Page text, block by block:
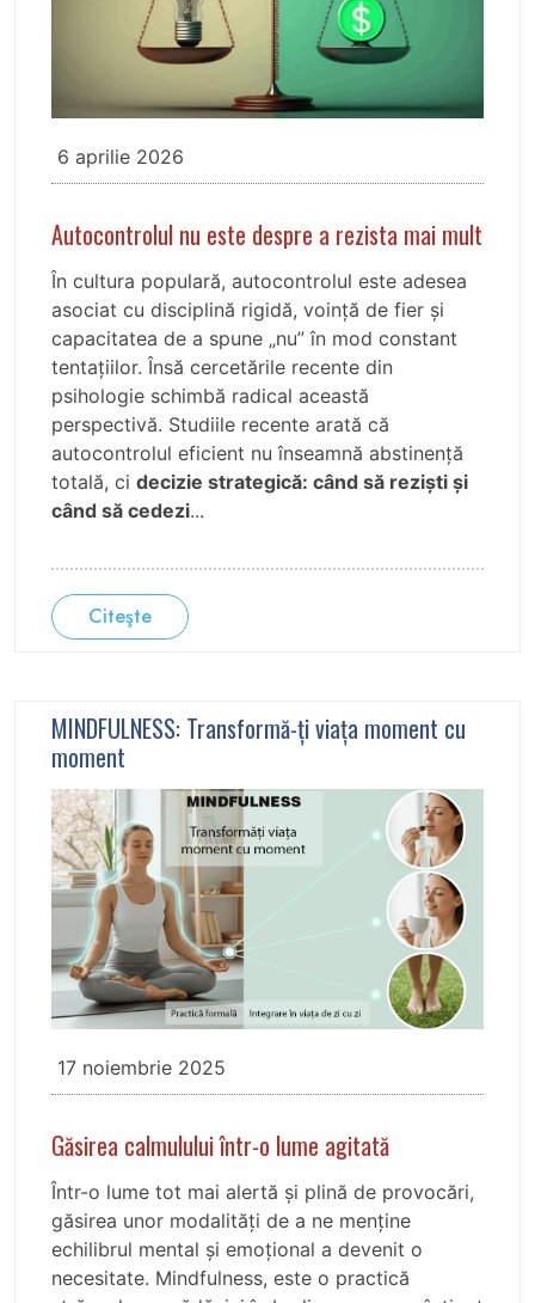
6 aprilie 2026
Autocontrolul nu este despre a rezista mai mult
În cultura populară, autocontrolul este adesea
asociat cu disciplină rigidă, voință de fier și
capacitatea de a spune „nu” în mod constant
tentațiilor. Însă cercetările recente din
psihologie schimbă radical această
perspectivă. Studiile recente arată că
autocontrolul eficient nu înseamnă abstinență
totală, ci decizie strategică: când să reziști și
când să cedezi...
Citeşte
MINDFULNESS: Transformă-ți viața moment cu
moment
17 noiembrie 2025
Găsirea calmulului într-o lume agitată
Într-o lume tot mai alertă și plină de provocări,
găsirea unor modalități de a ne menține
echilibrul mental și emoțional a devenit o
necesitate. Mindfulness, este o practică